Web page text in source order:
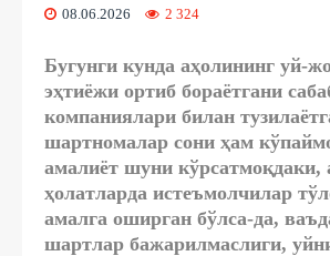
08.06.2026 2 324
Бугунги кунда аҳолининг уй-
эҳтиёжи ортиб бораётгани
компаниялари билан
шартномалар сони ҳам
амалиёт шуни кўрсатмоқдаки,
ҳолатларда истеъмолчилар
амалга оширган бўлса-да,
шартлар бажарилмаслиги,